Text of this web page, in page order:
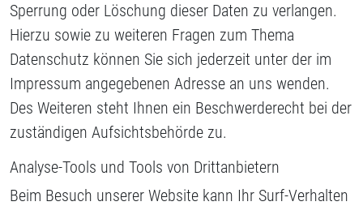
Sperrung oder Löschung dieser Daten zu verlangen.
Hierzu sowie zu weiteren Fragen zum Thema
Datenschutz können Sie sich jederzeit unter der im
Impressum angegebenen Adresse an uns wenden.
Des Weiteren steht Ihnen ein Beschwerderecht bei der
zuständigen Aufsichtsbehörde zu.
Analyse-Tools und Tools von Drittanbietern
Beim Besuch unserer Website kann Ihr Surf-Verhalten